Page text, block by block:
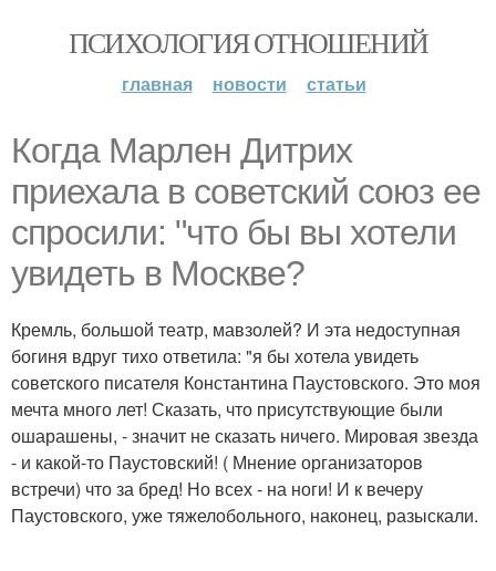
ПСИХОЛОГИЯ ОТНОШЕНИЙ
главная новости статьи
Когда Марлен Дитрих
приехала в советский союз ее
спросили: "что бы вы хотели
увидеть в Москве?
Кремль, большой театр, мавзолей? И эта недоступная
богиня вдруг тихо ответила: "я бы хотела увидеть
советского писателя Константина Паустовского. Это моя
мечта много лет! Сказать, что присутствующие были
ошарашены, - значит не сказать ничего. Мировая звезда
- и какой-то Паустовский! ( Мнение организаторов
встречи) что за бред! Но всех - на ноги! И к вечеру
Паустовского, уже тяжелобольного, наконец, разыскали.